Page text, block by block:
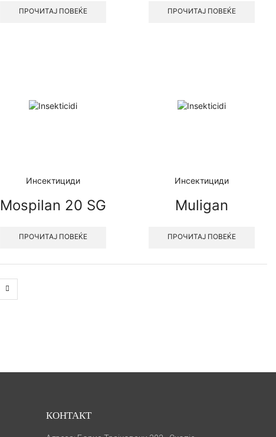
ПРОЧИТАЈ ПОВЕЌЕ ПРОЧИТАЈ ПОВЕЌЕ
Инсектициди
Mospilan 20 SG
ПРОЧИТАЈ ПОВЕЌЕ
Инсектициди
Muligan
ПРОЧИТАЈ ПОВЕЌЕ
КОНТАКТ